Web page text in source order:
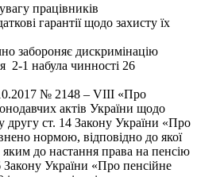
працівників
гарантії щодо захисту їх
забороняє дискримінацію
2-1 набула чинності 26
№ 2148 – VIII «Про
актів України щодо
другу ст. 14 Закону України «Про
нормою, відповідно до якої
до настання права на пенсію
Закону України «Про пенсійне